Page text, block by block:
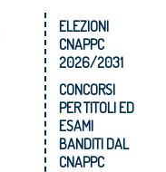
ELEZIONI
CNAPPC
2026/2031
CONCORSI
PER TITOLI ED
ESAMI
BANDITI DAL
CNAPPC